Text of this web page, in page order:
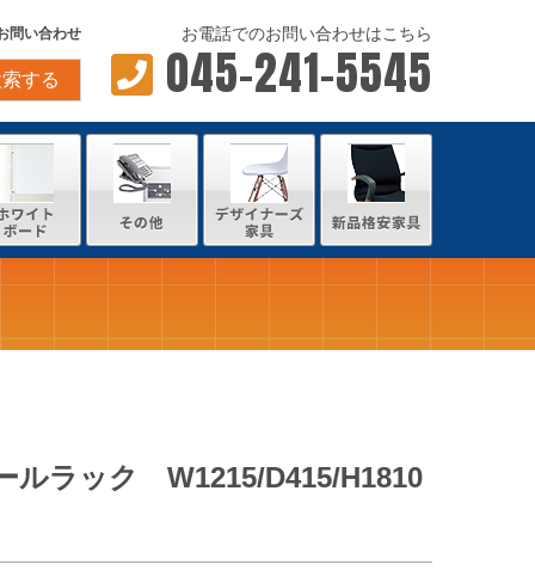
問い合わせ
する
お電話でのお問い合わせはこちら
045-241-5545
ルラック W1215/D415/H1810